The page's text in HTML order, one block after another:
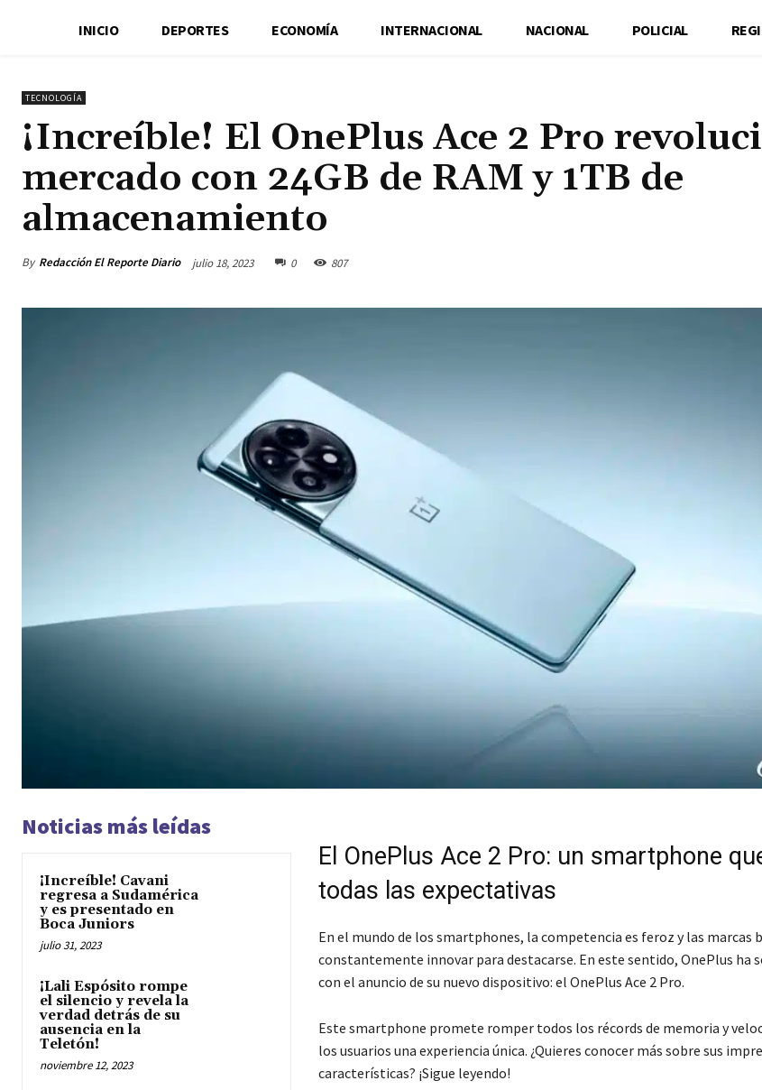
INICIO DEPORTES ECONOMÍA INTERNACIONAL NACIONAL POLICIAL
TECNOLOGÍA
¡Increíble! El OnePlus Ace 2 Pro
mercado con 24GB de RAM y 1TB de
almacenamiento
By Redacción El Reporte Diario julio 18, 2023 0 807
Noticias más leídas
¡Increíble! Cavani
regresa a Sudamérica
y es presentado en
Boca Juniors
julio 31, 2023
¡Lali Espósito rompe
el silencio y revela la
verdad detrás de su
ausencia en la
Teletón!
noviembre 12, 2023
El OnePlus Ace 2 Pro: un smartphone
todas las expectativas
En el mundo de los smartphones, la competencia es feroz y las marcas
constantemente innovar para destacarse. En este sentido, OnePlus ha
con el anuncio de su nuevo dispositivo: el OnePlus Ace 2 Pro.
Este smartphone promete romper todos los récords de memoria y
los usuarios una experiencia única. ¿Quieres conocer más sobre sus
características? ¡Sigue leyendo!